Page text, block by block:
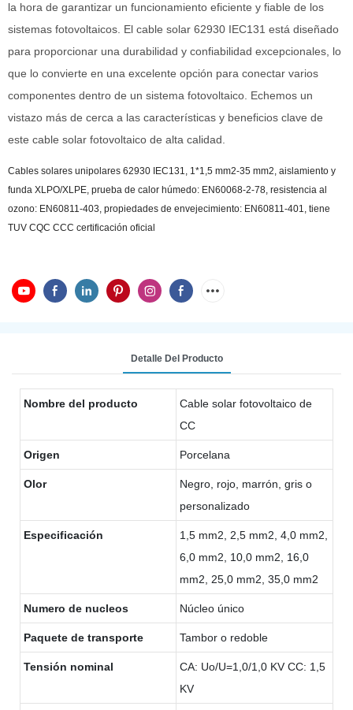
la hora de garantizar un funcionamiento eficiente y fiable de los
sistemas fotovoltaicos. El cable solar 62930 IEC131 está diseñado
para proporcionar una durabilidad y confiabilidad excepcionales, lo
que lo convierte en una excelente opción para conectar varios
componentes dentro de un sistema fotovoltaico. Echemos un
vistazo más de cerca a las características y beneficios clave de
este cable solar fotovoltaico de alta calidad.
Cables solares unipolares 62930 IEC131, 1*1,5 mm2-35 mm2, aislamiento y
funda XLPO/XLPE, prueba de calor húmedo: EN60068-2-78, resistencia al
ozono: EN60811-403, propiedades de envejecimiento: EN60811-401, tiene
TUV CQC CCC certificación oficial
Detalle Del Producto
Nombre del producto
Cable solar fotovoltaico de
CC
Origen Porcelana
Olor
Negro, rojo, marrón, gris o
personalizado
Especificación
1,5 mm2, 2,5 mm2, 4,0 mm2,
6,0 mm2, 10,0 mm2, 16,0
mm2, 25,0 mm2, 35,0 mm2
Numero de nucleos Núcleo único
Paquete de transporte Tambor o redoble
Tensión nominal
CA: Uo/U=1,0/1,0 KV CC: 1,5
KV